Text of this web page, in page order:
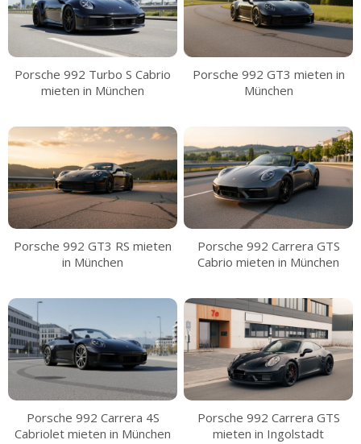
Porsche 992 Turbo S Cabrio
mieten in München
Porsche 992 GT3 mieten in
München
Porsche 992 GT3 RS mieten
in München
Porsche 992 Carrera GTS
Cabrio mieten in München
Porsche 992 Carrera 4S
Cabriolet mieten in München
Porsche 992 Carrera GTS
mieten in Ingolstadt